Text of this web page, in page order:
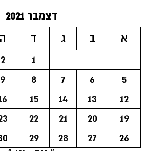
דצמבר 2021
א
ב ג ד ה
1
2
5
6
7
8
9
12
13
14
15
19
20
21
22
26
27
28
29